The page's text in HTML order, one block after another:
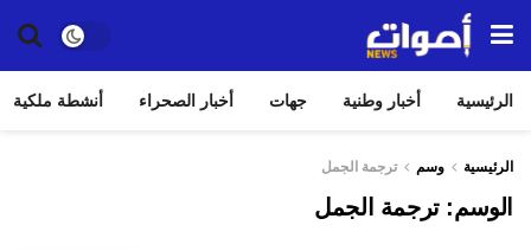
الرئيسية أخبار وطنية جهات أخبار الصحراء أنشطة ملكية
الرئيسية وسم ترجمة الجمل
الوسم:ترجمة الجمل